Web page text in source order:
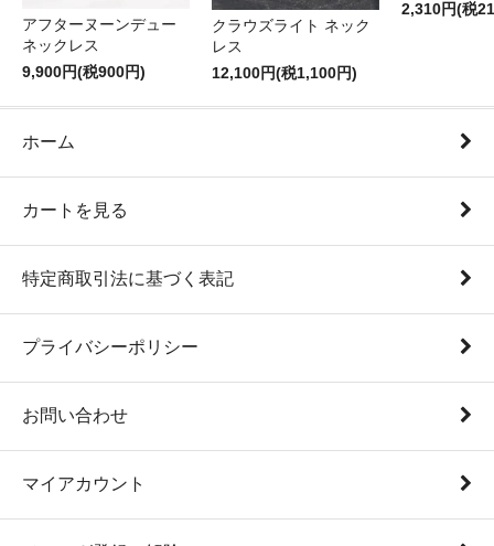
アフターヌーンデュー
ネックレス
9,900円(税900円)
クラウズライト ネック
レス
12,100円(税1,100円)
2,310円(税
ホーム
カートを見る
特定商取引法に基づく表記
プライバシーポリシー
お問い合わせ
マイアカウント